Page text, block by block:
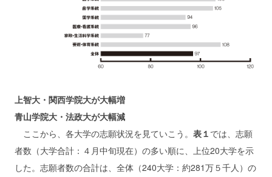
上智大・関西学院大が大幅増
青山学院大・法政大が大幅減
ここから、各大学の志願状況を見ていこう。 表１ では、志願
者数（大学合計：４月中旬現在）の多い順に、上位20大学を示
した。志願者数の合計は、全体（240大学：約281万５千人）の